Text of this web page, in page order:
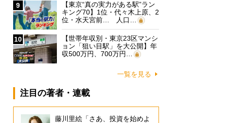
9
【東京“真の実力がある駅”ラン
キング70】1位・代々木上原、2
位・水天宮前… 人口…
10
【世帯年収別・東京23区マンシ
ョン「狙い目駅」を大公開】年
収500万円、700万円…
一覧を見る
注目の著者・連載
藤川里絵「さあ、投資を始めよ